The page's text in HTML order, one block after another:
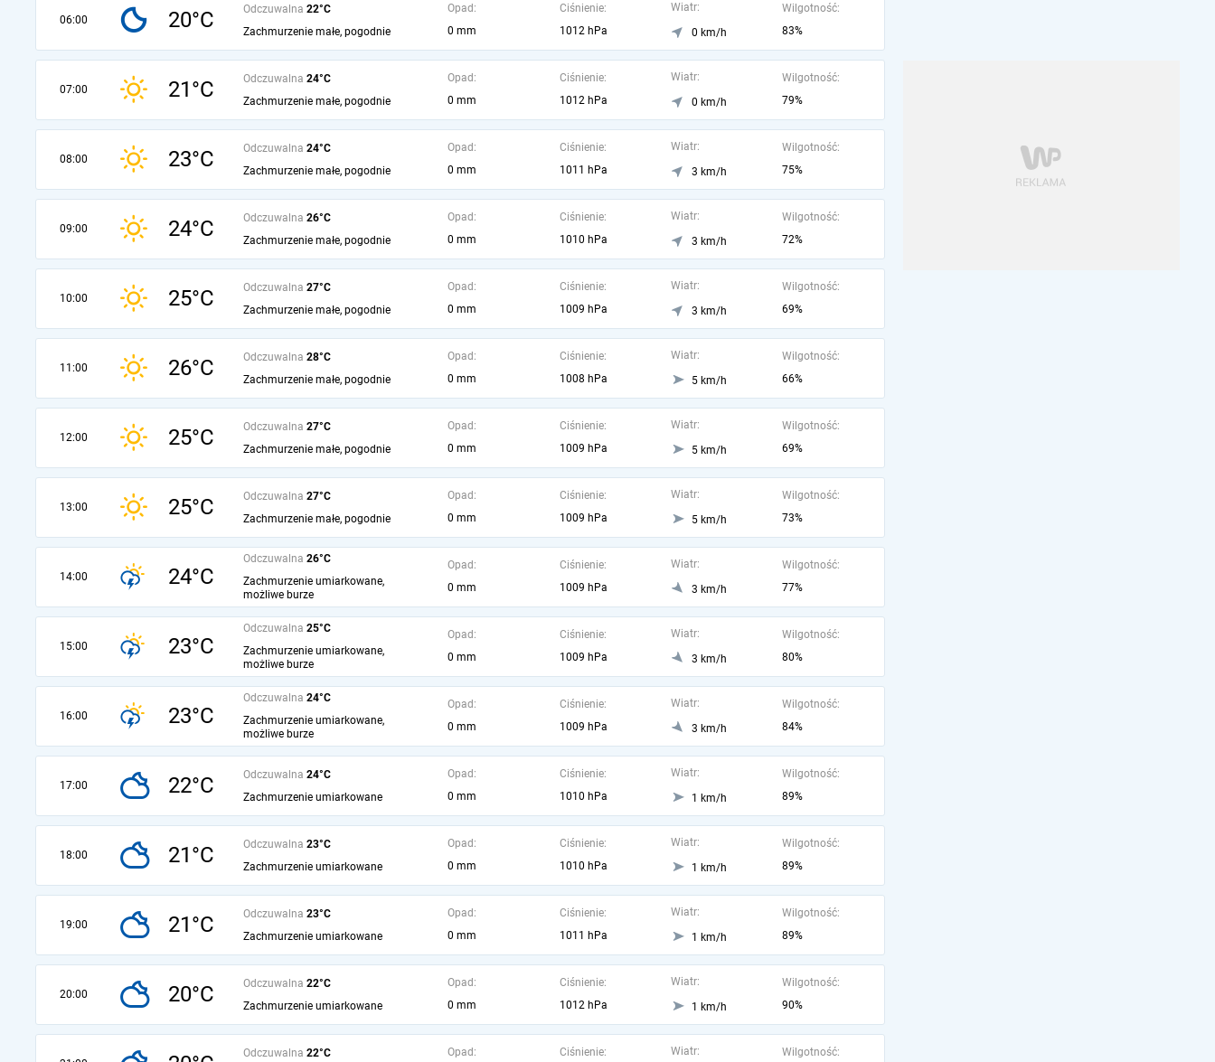
06:00 20°C Odczuwalna 22°C
Zachmurzenie małe, pogodnie
Opad:
0 mm
Ciśnienie:
1012 hPa
Wiatr:
0 km/h
Wilgotność:
83%
07:00 21°C Odczuwalna 24°C
Zachmurzenie małe, pogodnie
Opad:
0 mm
Ciśnienie:
1012 hPa
Wiatr:
0 km/h
Wilgotność:
79%
08:00 23°C Odczuwalna 24°C
Zachmurzenie małe, pogodnie
Opad:
0 mm
Ciśnienie:
1011 hPa
Wiatr:
3 km/h
Wilgotność:
75%
09:00 24°C Odczuwalna 26°C
Zachmurzenie małe, pogodnie
Opad:
0 mm
Ciśnienie:
1010 hPa
Wiatr:
3 km/h
Wilgotność:
72%
10:00 25°C Odczuwalna 27°C
Zachmurzenie małe, pogodnie
Opad:
0 mm
Ciśnienie:
1009 hPa
Wiatr:
3 km/h
Wilgotność:
69%
11:00 26°C Odczuwalna 28°C
Zachmurzenie małe, pogodnie
Opad:
0 mm
Ciśnienie:
1008 hPa
Wiatr:
5 km/h
Wilgotność:
66%
12:00 25°C Odczuwalna 27°C
Zachmurzenie małe, pogodnie
Opad:
0 mm
Ciśnienie:
1009 hPa
Wiatr:
5 km/h
Wilgotność:
69%
13:00 25°C Odczuwalna 27°C
Zachmurzenie małe, pogodnie
Opad:
0 mm
Ciśnienie:
1009 hPa
Wiatr:
5 km/h
Wilgotność:
73%
14:00 24°C
Odczuwalna 26°C
Zachmurzenie umiarkowane,
możliwe burze
Opad:
0 mm
Ciśnienie:
1009 hPa
Wiatr:
3 km/h
Wilgotność:
77%
15:00 23°C
Odczuwalna 25°C
Zachmurzenie umiarkowane,
możliwe burze
Opad:
0 mm
Ciśnienie:
1009 hPa
Wiatr:
3 km/h
Wilgotność:
80%
16:00 23°C
Odczuwalna 24°C
Zachmurzenie umiarkowane,
możliwe burze
Opad:
0 mm
Ciśnienie:
1009 hPa
Wiatr:
3 km/h
Wilgotność:
84%
17:00 22°C Odczuwalna 24°C
Zachmurzenie umiarkowane
Opad:
0 mm
Ciśnienie:
1010 hPa
Wiatr:
1 km/h
Wilgotność:
89%
18:00 21°C Odczuwalna 23°C
Zachmurzenie umiarkowane
Opad:
0 mm
Ciśnienie:
1010 hPa
Wiatr:
1 km/h
Wilgotność:
89%
19:00 21°C Odczuwalna 23°C
Zachmurzenie umiarkowane
Opad:
0 mm
Ciśnienie:
1011 hPa
Wiatr:
1 km/h
Wilgotność:
89%
20:00 20°C Odczuwalna 22°C
Zachmurzenie umiarkowane
Opad:
0 mm
Ciśnienie:
1012 hPa
Wiatr:
1 km/h
Wilgotność:
90%
Odczuwalna 22°C Opad: Ciśnienie: Wiatr: Wilgotność: